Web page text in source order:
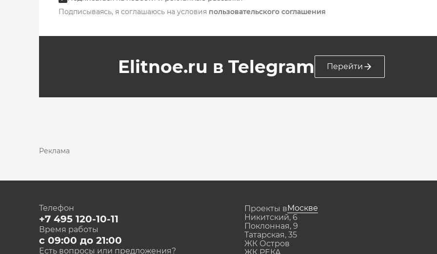
Подписываясь, я соглашаюсь на условия пользовательского соглашения
Elitnoe.ru в Telegram Перейти
Реклама
Телефон
+7 495 120-10-11
Время работы
с 09:00 до 21:00
Есть вопросы или предложения?
Проекты вМоскве
Никитский, 6
Поклонная, 9
Татарская, 35
ЖК Остров